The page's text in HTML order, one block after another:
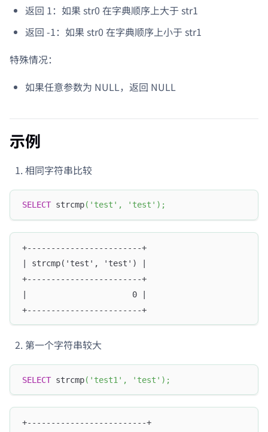
返回 1：如果 str0 在字典顺序上大于 str1
返回 -1：如果 str0 在字典顺序上小于 str1
特殊情况：
如果任意参数为 NULL，返回 NULL
示例
相同字符串比较
SELECT strcmp( 'test' , 'test' ) ;
+------------------------+
| strcmp('test', 'test') |
+------------------------+
|                      0 |
+------------------------+
第一个字符串较大
SELECT strcmp( 'test1' , 'test' ) ;
+-------------------------+